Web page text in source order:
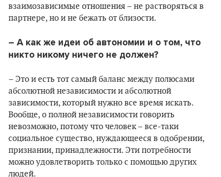
взаимозависимые отношения – не растворяться в
партнере, но и не бежать от близости.
– А как же идеи об автономии и о том, что
никто никому ничего не должен?
– Это и есть тот самый баланс между полюсами
абсолютной независимости и абсолютной
зависимости, который нужно все время искать.
Вообще, о полной независимости говорить
невозможно, потому что человек – все-таки
социальное существо, нуждающееся в одобрении,
признании, принадлежности. Эти потребности
можно удовлетворить только с помощью других
людей.